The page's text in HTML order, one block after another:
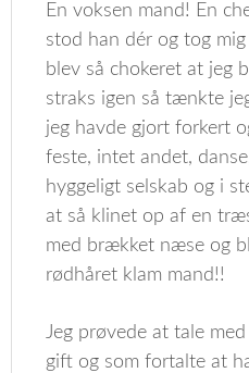
En voksen mand! En
stod han dér og tog
blev så chokeret at jeg
straks igen så tænkte
jeg havde gjort forkert
feste, intet andet,
hyggeligt selskab og i
at så klinet op af en
med brækket næse og
rødhåret klam mand!!
Jeg prøvede at tale
gift og som fortalte at